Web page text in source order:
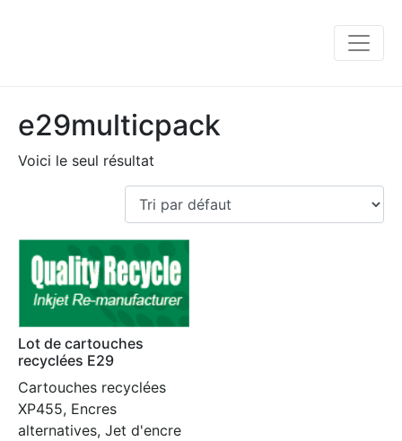
e29multicpack
Voici le seul résultat
Lot de cartouches
recyclées E29
Cartouches recyclées
XP455, Encres
alternatives, Jet d'encre